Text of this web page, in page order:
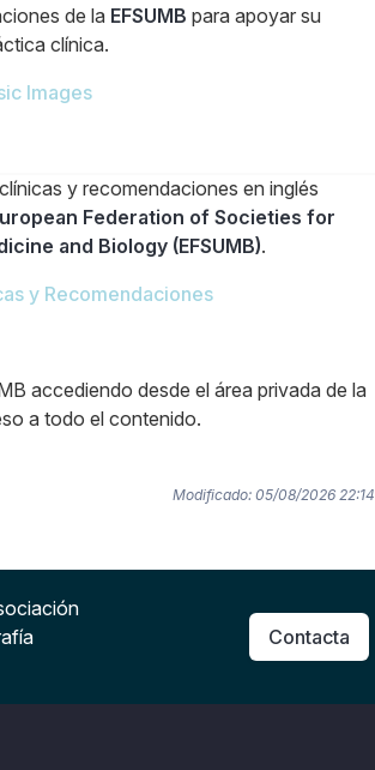
de la EFSUMB para apoyar su
clínica.
Images
y recomendaciones en inglés
Federation of Societies for
and Biology (EFSUMB).
y Recomendaciones
accediendo desde el área privada de la
a todo el contenido.
Modificado: 05/08/2026 22:14
Contacta